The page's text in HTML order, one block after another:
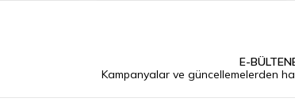
E-
Kampanyalar ve güncellemelerden